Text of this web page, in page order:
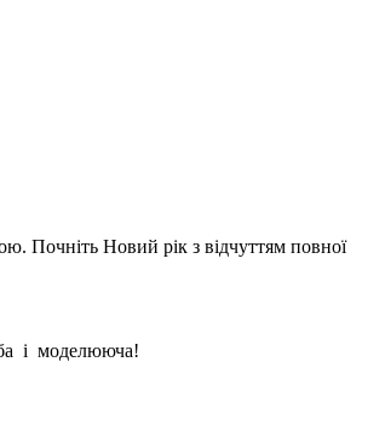
Почніть Новий рік з відчуттям повної
і моделююча!